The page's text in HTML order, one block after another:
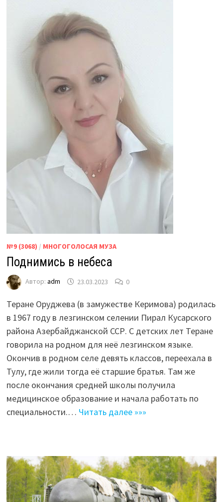
№9 (3068) / МНОГОГОЛОСАЯ МУЗА
Поднимись в небеса
Автор: adm 23.03.2023 0
Теране Оруджева (в замужестве Керимова) родилась
в 1967 году в лезгинском селении Пирал Кусарского
района Азербайджанской ССР. С детских лет Теране
говорила на родном для неё лезгинском языке.
Окончив в родном селе девять классов, переехала в
Тулу, где жили тогда её старшие братья. Там же
после окончания средней школы получила
медицинское образование и начала работать по
специальности.… Читать далее »»»